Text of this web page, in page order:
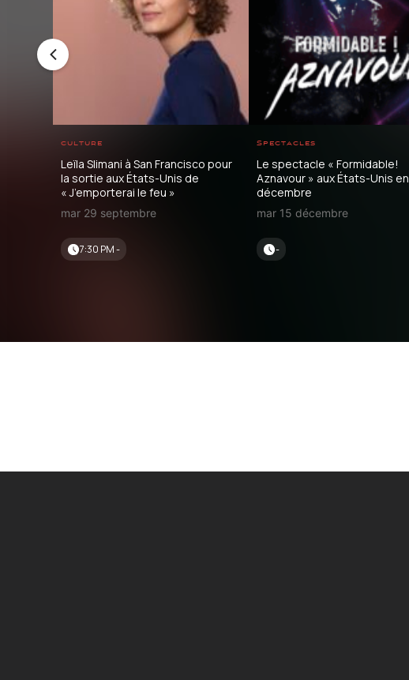
culture
Leïla Slimani à San Francisco pour
la sortie aux États-Unis de
« J’emporterai le feu »
mar 29 septembre
7:30 PM -
Spectacles
Le spectacle « Formidable!
Aznavour » aux États-Unis en
décembre
mar 15 décembre
-